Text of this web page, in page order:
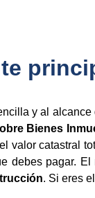
y al
Bienes
valor catastral
debes pagar.
. Si eres